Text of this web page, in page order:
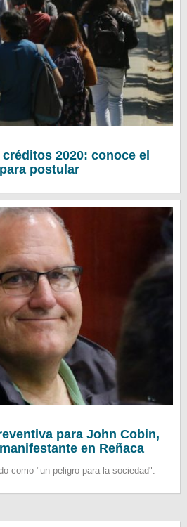
2020: conoce el
postular
para John Cobin,
en Reñaca
como "un peligro para la sociedad".